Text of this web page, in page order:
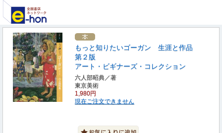
もっと知りたいゴーガン 生涯と作品
第２版
アート・ビギナーズ・コレクション
六人部昭典／著
東京美術
1,980円
現在ご注文できません